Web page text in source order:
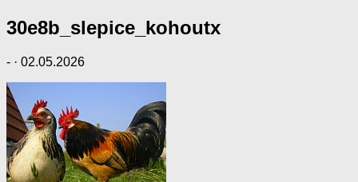
30e8b_slepice_kohoutx
- · 02.05.2026